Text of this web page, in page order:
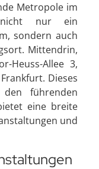
Metropole im
nicht nur ein
sondern auch
Mittendrin,
Heuss-Allee 3,
Dieses
führenden
eine breite
und